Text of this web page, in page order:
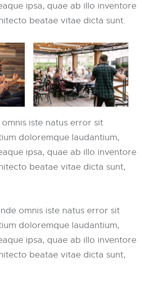
ipsa, quae ab illo inventore
beatae vitae dicta sunt.
iste natus error sit
doloremque laudantium,
ipsa, quae ab illo inventore
beatae vitae dicta sunt,
omnis iste natus error sit
doloremque laudantium,
ipsa, quae ab illo inventore
beatae vitae dicta sunt,